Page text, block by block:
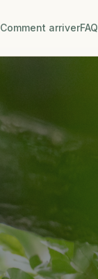
Comment arriverFAQ